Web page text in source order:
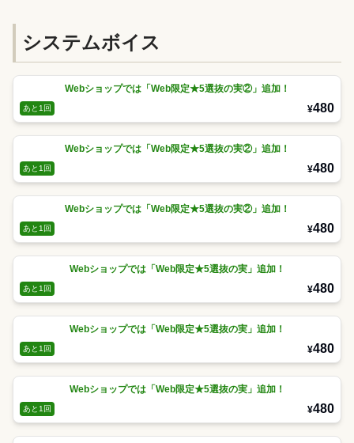
システムボイス
Webショップでは「Web限定★5選抜の実②」追加！
あと1回 ¥480
Webショップでは「Web限定★5選抜の実②」追加！
あと1回 ¥480
Webショップでは「Web限定★5選抜の実②」追加！
あと1回 ¥480
Webショップでは「Web限定★5選抜の実」追加！
あと1回 ¥480
Webショップでは「Web限定★5選抜の実」追加！
あと1回 ¥480
Webショップでは「Web限定★5選抜の実」追加！
あと1回 ¥480